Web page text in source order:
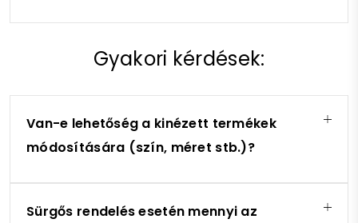
Gyakori kérdések:
Van-e lehetőség a kinézett termékek
módosítására (szín, méret stb.)?
Sürgős rendelés esetén mennyi az